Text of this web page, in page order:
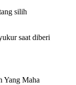
silih
saat diberi
Yang Maha